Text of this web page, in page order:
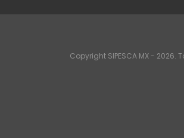
Copyright SIPESCA MX -